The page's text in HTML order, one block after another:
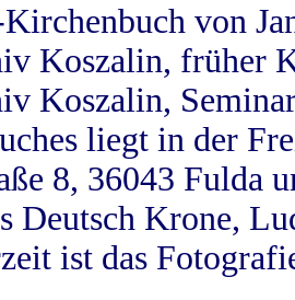
von
Koszalin, früher
Koszalin,
liegt in der
8, 36043 Fulda
Deutsch Krone,
ist das